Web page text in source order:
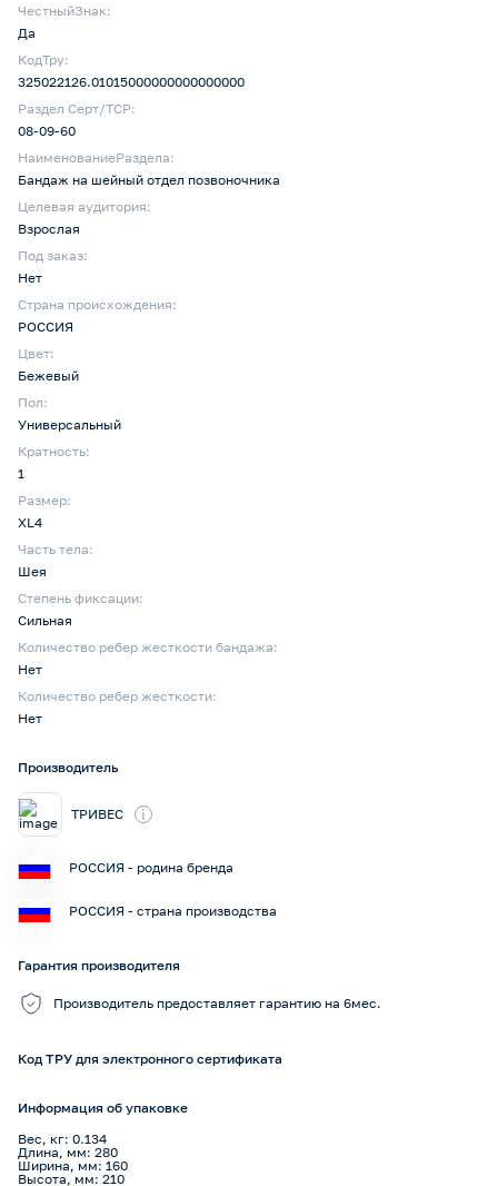
ЧестныйЗнак:
Да
КодТру:
325022126.01015000000000000000
Раздел Серт/ТСР:
08-09-60
НаименованиеРаздела:
Бандаж на шейный отдел позвоночника
Целевая аудитория:
Взрослая
Под заказ:
Нет
Страна происхождения:
РОССИЯ
Цвет:
Бежевый
Пол:
Универсальный
Кратность:
1
Размер:
XL4
Часть тела:
Шея
Степень фиксации:
Сильная
Количество ребер жесткости бандажа:
Нет
Количество ребер жесткости:
Нет
Производитель
ТРИВЕС i
РОССИЯ - родина бренда
РОССИЯ - страна производства
Гарантия производителя
Производитель предоставляет гарантию на 6мес.
Код ТРУ для электронного сертификата
Информация об упаковке
Вес, кг: 0.134
Длина, мм: 280
Ширина, мм: 160
Высота, мм: 210